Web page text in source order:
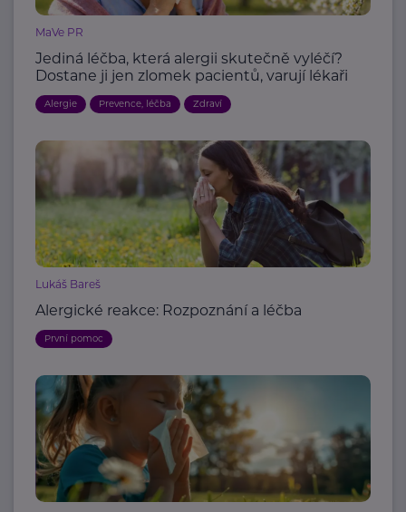
MaVe PR
Jediná léčba, která alergii skutečně vyléčí?
Dostane ji jen zlomek pacientů, varují lékaři
Alergie Prevence, léčba Zdraví
Lukáš Bareš
Alergické reakce: Rozpoznání a léčba
První pomoc